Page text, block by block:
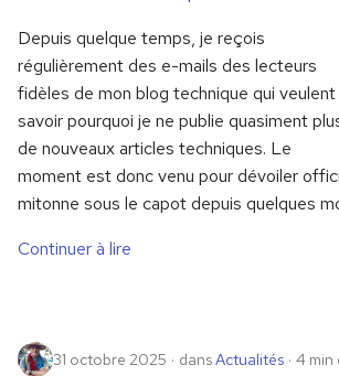
Depuis quelque temps, je reçois
régulièrement des e-mails des lecteurs
fidèles de mon blog technique qui veulent
savoir pourquoi je ne publie quasiment
de nouveaux articles techniques. Le
moment est donc venu pour dévoiler
mitonne sous le capot depuis quelques
Continuer à lire
31 octobre 2025 dansActualités 4 min